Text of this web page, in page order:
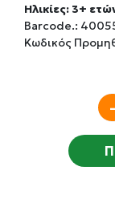
Ηλικίες: 3+
Barcode.:
Κωδικός
-